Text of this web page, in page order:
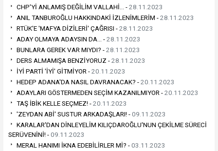
CHP'Yİ ANLAMIŞ DEĞİLİM VALLAHİ… -28.11.2023
ANIL TANBUROĞLU HAKKINDAKİ İZLENİMLERİM -28.11.2023
RTÜK'E 'MAFYA DİZİLERİ' ÇAĞRISI -28.11.2023
ADAY OLMAYA ADAYSIN DA… -28.11.2023
BUNLARA GEREK VAR MIYDI? -28.11.2023
DERS ALMAMIŞA BENZİYORUZ -28.11.2023
İYİ PARTİ 'İYİ' GİTMİYOR -20.11.2023
HEDEP ADANA'DA NASIL DAVRANACAK? -20.11.2023
ADAYLARI GÖSTERMEDEN SEÇİM KAZANILMIYOR -20.11.2023
TAŞ İBİK KELLE SEÇMEZ! -20.11.2023
'ZEYDAN ABİ' SUSTUR ARKADAŞLARI! -09.11.2023
KARALAR'DAN DİNLEYELİM KILIÇDAROĞLU'NUN ÇEKİLME SÜRECİ
SERÜVENİNİ! -09.11.2023
MERAL HANIMI İKNA EDEBİLİRLER Mİ? -03.11.2023